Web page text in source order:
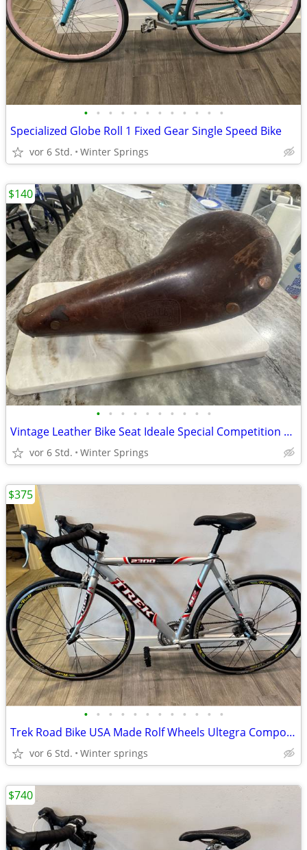
• • • • • • • • • • • •
Specialized Globe Roll 1 Fixed Gear Single Speed Bike
vor 6 Std. Winter Springs
• • • • • • • • • •
Vintage Leather Bike Seat Ideale Special Competition 90 Saddle
vor 6 Std. Winter Springs
$140
• • • • • • • • • • • •
Trek Road Bike USA Made Rolf Wheels Ultegra Components
vor 6 Std. Winter springs
$375
$740